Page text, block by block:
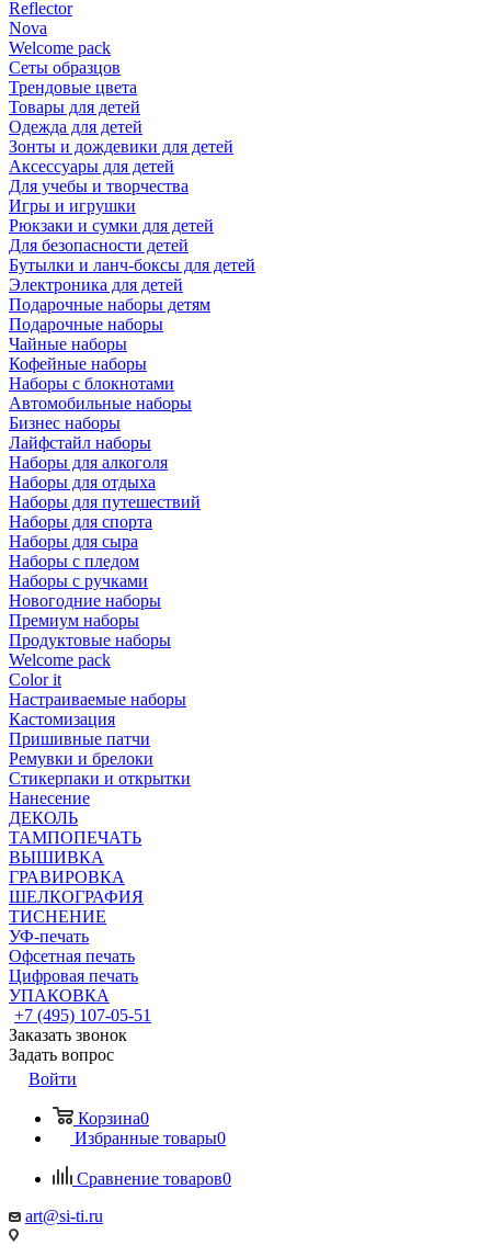
Reflector
Nova
Welcome pack
Сеты образцов
Трендовые цвета
Товары для детей
Одежда для детей
Зонты и дождевики для детей
Аксессуары для детей
Для учебы и творчества
Игры и игрушки
Рюкзаки и сумки для детей
Для безопасности детей
Бутылки и ланч-боксы для детей
Электроника для детей
Подарочные наборы детям
Подарочные наборы
Чайные наборы
Кофейные наборы
Наборы с блокнотами
Автомобильные наборы
Бизнес наборы
Лайфстайл наборы
Наборы для алкоголя
Наборы для отдыха
Наборы для путешествий
Наборы для спорта
Наборы для сыра
Наборы с пледом
Наборы с ручками
Новогодние наборы
Премиум наборы
Продуктовые наборы
Welcome pack
Color it
Настраиваемые наборы
Кастомизация
Пришивные патчи
Ремувки и брелоки
Стикерпаки и открытки
Нанесение
ДЕКОЛЬ
ТАМПОПЕЧАТЬ
ВЫШИВКА
ГРАВИРОВКА
ШЕЛКОГРАФИЯ
ТИСНЕНИЕ
УФ-печать
Офсетная печать
Цифровая печать
УПАКОВКА
+7 (495) 107-05-51
Заказать звонок
Задать вопрос
Войти
Корзина0
Избранные товары0
Сравнение товаров0
art@si-ti.ru